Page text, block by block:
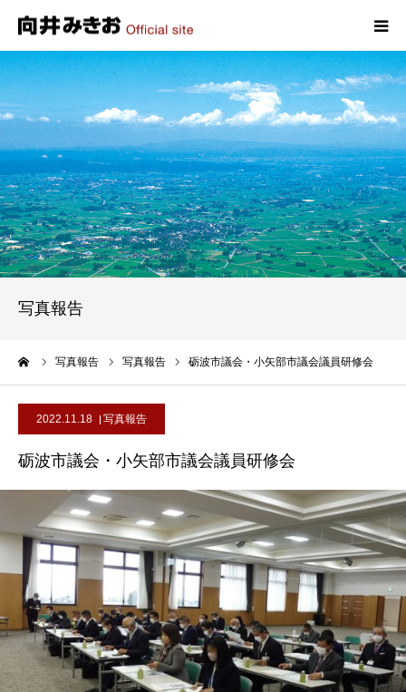
写真報告
写真報告 写真報告 砺波市議会・小矢部市議会議員研修会
2022.11.18 写真報告
砺波市議会・小矢部市議会議員研修会
HOME
プロフィール
政策
活動報告